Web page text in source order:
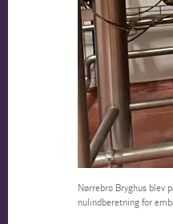
Nørrebro Bryghus
nulindberetning for